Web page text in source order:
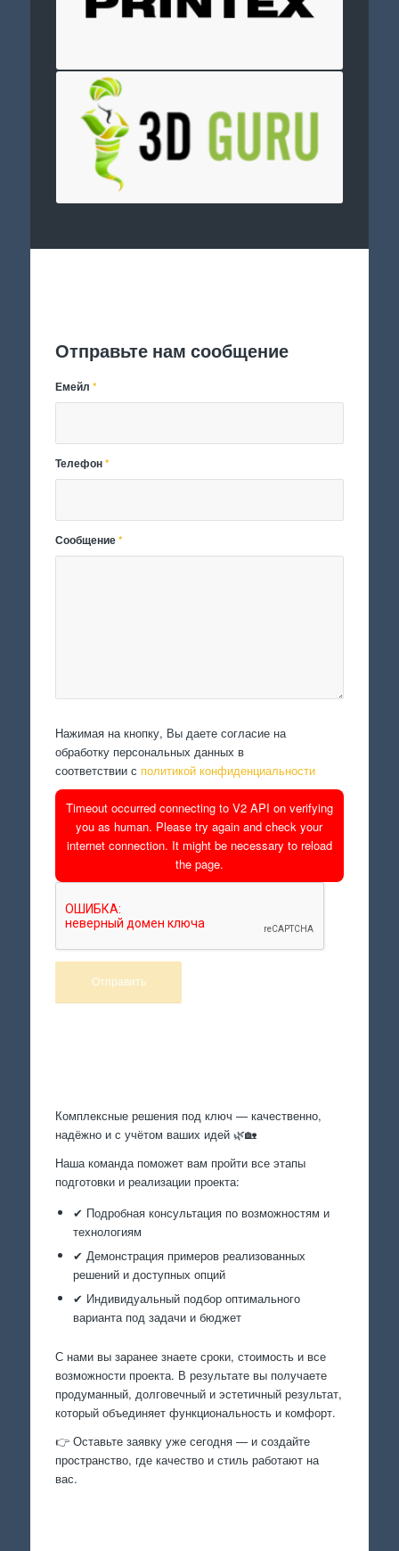
Отправьте нам сообщение
Емейл*
Телефон*
Сообщение*
Нажимая на кнопку, Вы даете согласие на
обработку персональных данных в
соответствии с политикой конфиденциальности
Timeout occurred connecting to V2 API on verifying
you as human. Please try again and check your
internet connection. It might be necessary to reload
the page.
Комплексные решения под ключ — качественно,
надёжно и с учётом ваших идей 🌿🏡
Наша команда поможет вам пройти все этапы
подготовки и реализации проекта:
✔ Подробная консультация по возможностям и
технологиям
✔ Демонстрация примеров реализованных
решений и доступных опций
✔ Индивидуальный подбор оптимального
варианта под задачи и бюджет
С нами вы заранее знаете сроки, стоимость и все
возможности проекта. В результате вы получаете
продуманный, долговечный и эстетичный результат,
который объединяет функциональность и комфорт.
👉 Оставьте заявку уже сегодня — и создайте
пространство, где качество и стиль работают на
вас.